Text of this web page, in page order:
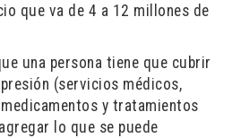
que va de 4 a 12 millones de
una persona tiene que cubrir
(servicios médicos,
y tratamientos
lo que se puede